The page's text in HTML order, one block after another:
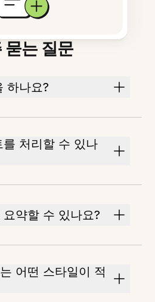
묻는 질문
하나요?
처리할 수 있나
약할 수 있나요?
어떤 스타일이 적